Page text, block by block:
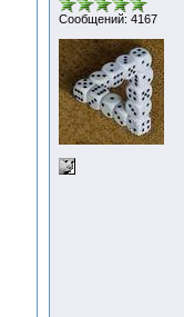
Сообщений: 4167